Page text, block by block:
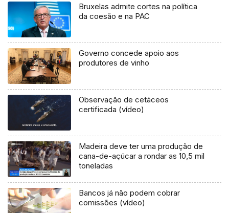
Bruxelas admite cortes na política
da coesão e na PAC
Governo concede apoio aos
produtores de vinho
Observação de cetáceos
certificada (vídeo)
Madeira deve ter uma produção de
cana-de-açúcar a rondar as 10,5 mil
toneladas
Bancos já não podem cobrar
comissões (vídeo)